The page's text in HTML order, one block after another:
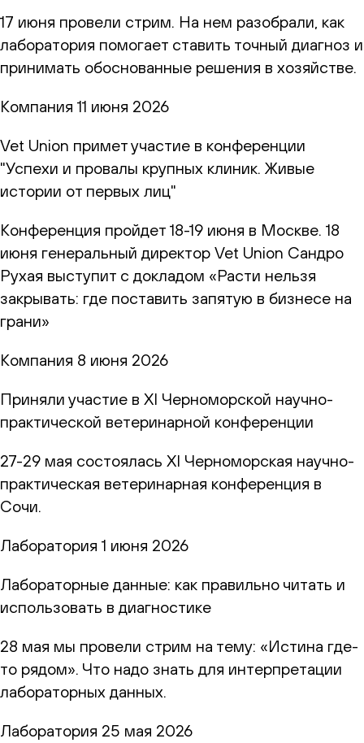
17 июня провели стрим. На нем разобрали, как
лаборатория помогает ставить точный диагноз и
принимать обоснованные решения в хозяйстве.
Компания 11 июня 2026
Vet Union примет участие в конференции
"Успехи и провалы крупных клиник. Живые
истории от первых лиц"
Конференция пройдет 18-19 июня в Москве. 18
июня генеральный директор Vet Union Сандро
Рухая выступит с докладом «Расти нельзя
закрывать: где поставить запятую в бизнесе на
грани»
Компания 8 июня 2026
Приняли участие в XI Черноморской научно-
практической ветеринарной конференции
27-29 мая состоялась XI Черноморская научно-
практическая ветеринарная конференция в
Сочи.
Лаборатория 1 июня 2026
Лабораторные данные: как правильно читать и
использовать в диагностике
28 мая мы провели стрим на тему: «Истина где-
то рядом». Что надо знать для интерпретации
лабораторных данных.
Лаборатория 25 мая 2026